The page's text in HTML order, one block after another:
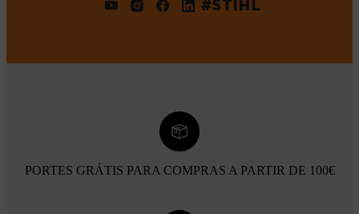
#STIHL
PORTES GRÁTIS PARA COMPRAS A PARTIR DE 100€